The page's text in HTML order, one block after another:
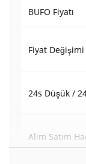
BUFO Fiyatı
Fiyat Değişimi
24s Düşük /
Alım Satım